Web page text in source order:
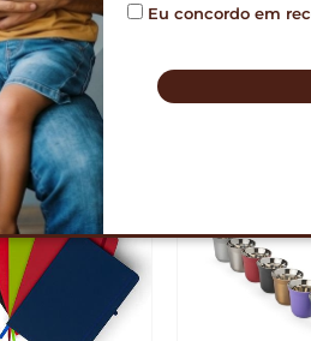
Eu concordo em
SELLERS